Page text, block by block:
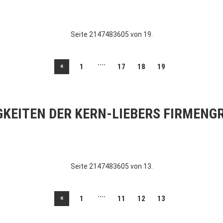
Seite 2147483605 von 19.
« 1 .... 17 18 19
DER KERN-LIEBERS
Seite 2147483605 von 13.
« 1 .... 11 12 13